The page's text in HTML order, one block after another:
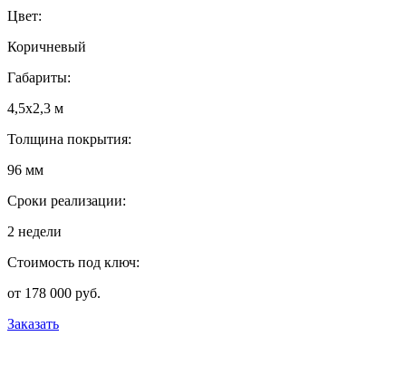
Цвет:
Коричневый
Габариты:
4,5х2,3 м
Толщина покрытия:
96 мм
Сроки реализации:
2 недели
Стоимость под ключ:
от 178 000 руб.
Заказать